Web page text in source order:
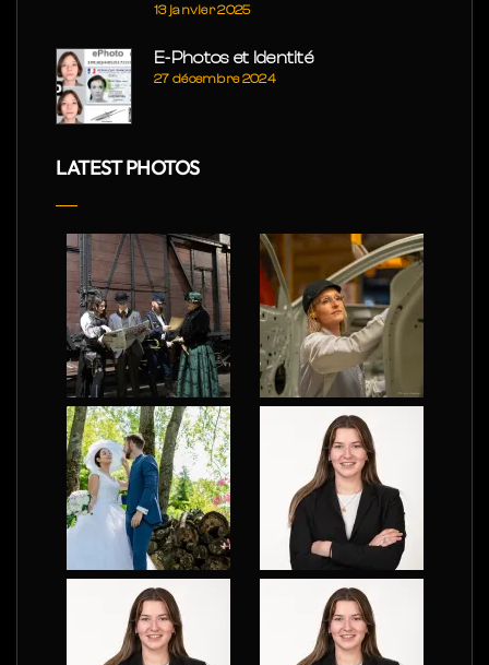
13 janvier 2025
E-Photos et Identité
27 décembre 2024
LATEST PHOTOS